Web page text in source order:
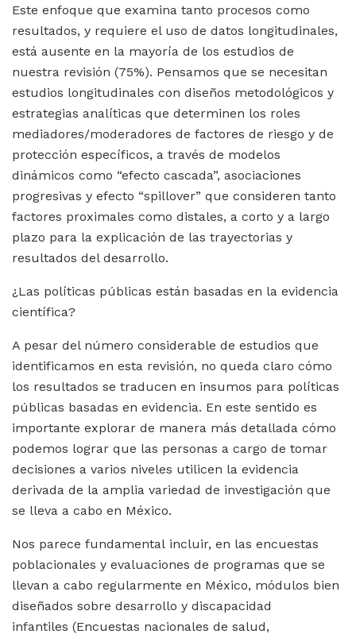
Este enfoque que examina tanto procesos como
resultados, y requiere el uso de datos longitudinales,
está ausente en la mayoría de los estudios de
nuestra revisión (75%). Pensamos que se necesitan
estudios longitudinales con diseños metodológicos y
estrategias analíticas que determinen los roles
mediadores/moderadores de factores de riesgo y de
protección específicos, a través de modelos
dinámicos como “efecto cascada”, asociaciones
progresivas y efecto “spillover” que consideren tanto
factores proximales como distales, a corto y a largo
plazo para la explicación de las trayectorias y
resultados del desarrollo.
¿Las políticas públicas están basadas en la evidencia
científica?
A pesar del número considerable de estudios que
identificamos en esta revisión, no queda claro cómo
los resultados se traducen en insumos para políticas
públicas basadas en evidencia. En este sentido es
importante explorar de manera más detallada cómo
podemos lograr que las personas a cargo de tomar
decisiones a varios niveles utilicen la evidencia
derivada de la amplia variedad de investigación que
se lleva a cabo en México.
Nos parece fundamental incluir, en las encuestas
poblacionales y evaluaciones de programas que se
llevan a cabo regularmente en México, módulos bien
diseñados sobre desarrollo y discapacidad
infantiles (Encuestas nacionales de salud,